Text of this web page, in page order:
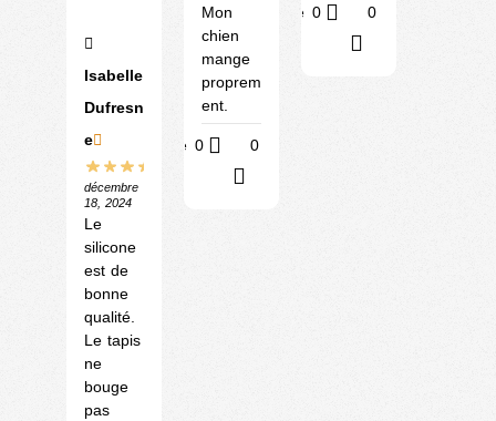
Isabelle
Dufresn
e
décembre
18, 2024
Le
silicone
est de
bonne
qualité.
Le tapis
ne
bouge
pas
Mon
chien
mange
proprem
ent.
Utile 0 0
Utile 0 0